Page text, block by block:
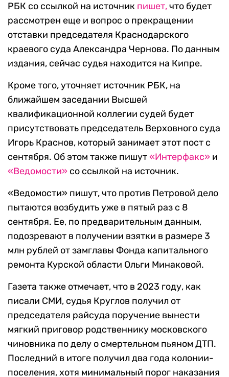
РБК со ссылкой на источник пишет,что будет
рассмотрен еще и вопрос о прекращении
отставки председателя Краснодарского
краевого суда Александра Чернова. По данным
издания, сейчас судья находится на Кипре.
Кроме того, уточняет источник РБК, на
ближайшем заседании Высшей
квалификационной коллегии судей будет
присутствовать председатель Верховного суда
Игорь Краснов, который занимает этот пост с
сентября. Об этом также пишут«Интерфакс» и
«Ведомости» со ссылкой на источник.
«Ведомости» пишут, что против Петровой дело
пытаются возбудить уже в пятый раз с 8
сентября. Ее, по предварительным данным,
подозревают в получении взятки в размере 3
млн рублей от замглавы Фонда капитального
ремонта Курской области Ольги Минаковой.
Газета также отмечает, что в 2023 году, как
писали СМИ, судья Круглов получил от
председателя райсуда поручение вынести
мягкий приговор родственнику московского
чиновника по делу о смертельном пьяном ДТП.
Последний в итоге получил два года колонии-
поселения, хотя минимальный порог наказания